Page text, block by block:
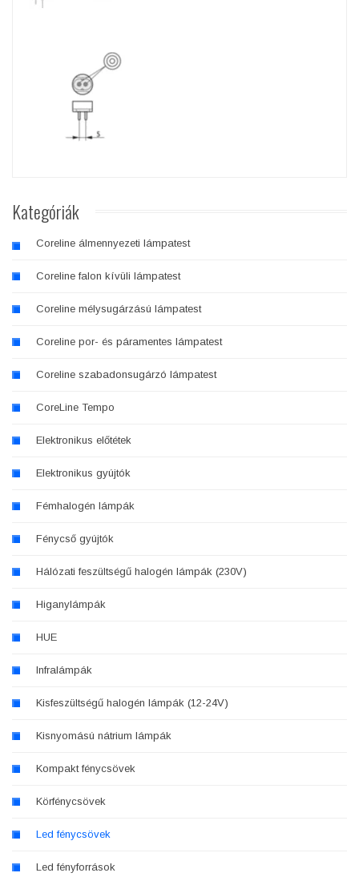
Kategóriák
Coreline álmennyezeti lámpatest
Coreline falon kívüli lámpatest
Coreline mélysugárzású lámpatest
Coreline por- és páramentes lámpatest
Coreline szabadonsugárzó lámpatest
CoreLine Tempo
Elektronikus előtétek
Elektronikus gyújtók
Fémhalogén lámpák
Fénycső gyújtók
Hálózati feszültségű halogén lámpák (230V)
Higanylámpák
HUE
Infralámpák
Kisfeszültségű halogén lámpák (12-24V)
Kisnyomású nátrium lámpák
Kompakt fénycsövek
Körfénycsövek
Led fénycsövek
Led fényforrások